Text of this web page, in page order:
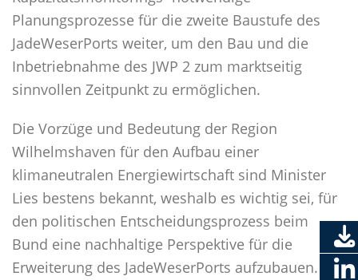
Planungsprozesse für die zweite Baustufe des
JadeWeserPorts weiter, um den Bau und die
Inbetriebnahme des JWP 2 zum marktseitig
sinnvollen Zeitpunkt zu ermöglichen.
Die Vorzüge und Bedeutung der Region
Wilhelmshaven für den Aufbau einer
klimaneutralen Energiewirtschaft sind Minister
Lies bestens bekannt, weshalb es wichtig sei, für
den politischen Entscheidungsprozess beim
Bund eine nachhaltige Perspektive für die
Erweiterung des JadeWeserPorts aufzubauen.